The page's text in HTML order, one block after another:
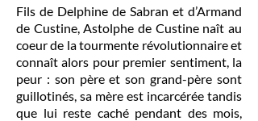
Fils de Delphine de Sabran et d’Armand
de Custine, Astolphe de Custine naît au
coeur de la tourmente révolutionnaire et
connaît alors pour premier sentiment, la
peur : son père et son grand-père sont
guillotinés, sa mère est incarcérée tandis
que lui reste caché pendant des mois,